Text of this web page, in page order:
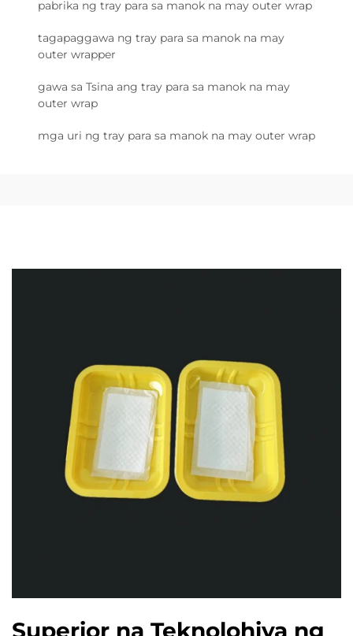
pabrika ng tray para sa manok na may outer wrap
tagapaggawa ng tray para sa manok na may
outer wrapper
gawa sa Tsina ang tray para sa manok na may
outer wrap
mga uri ng tray para sa manok na may outer wrap
Superior na Teknolohiya ng